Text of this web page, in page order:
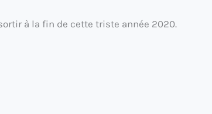
à la fin de cette triste année 2020.